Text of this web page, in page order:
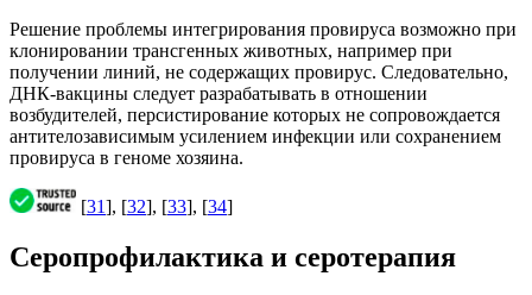
Решение проблемы интегрирования провируса возможно при
клонировании трансгенных животных, например при
получении линий, не содержащих провирус. Следовательно,
ДНК-вакцины следует разрабатывать в отношении
возбудителей, персистирование которых не сопровождается
антителозависимым усилением инфекции или сохранением
провируса в геноме хозяина.
[31], [32], [33], [34]
Серопрофилактика и серотерапия